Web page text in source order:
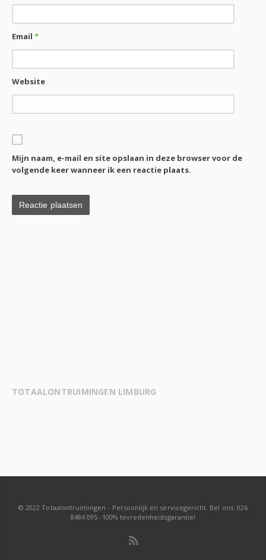
Email*
Website
Mijn naam, e-mail en site opslaan in deze browser voor de
volgende keer wanneer ik een reactie plaats.
TOTAALONTRUIMINGEN LIMBURG
© 2022 Totaalontruimingen - Persoonlijk en servicegericht. Bel ons: 026
8484 095 -100% tevredenheidsgarantie!